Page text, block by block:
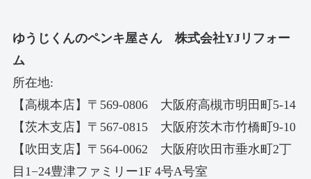
ゆうじくんのペンキ屋さん 株式会社YJリフォー
ム
所在地:
【高槻本店】〒569-0806 大阪府高槻市明田町5-14
【茨木支店】〒567-0815 大阪府茨木市竹橋町9-10
【吹田支店】〒564-0062 大阪府吹田市垂水町2丁
目1−24豊津ファミリー1F 4号A号室